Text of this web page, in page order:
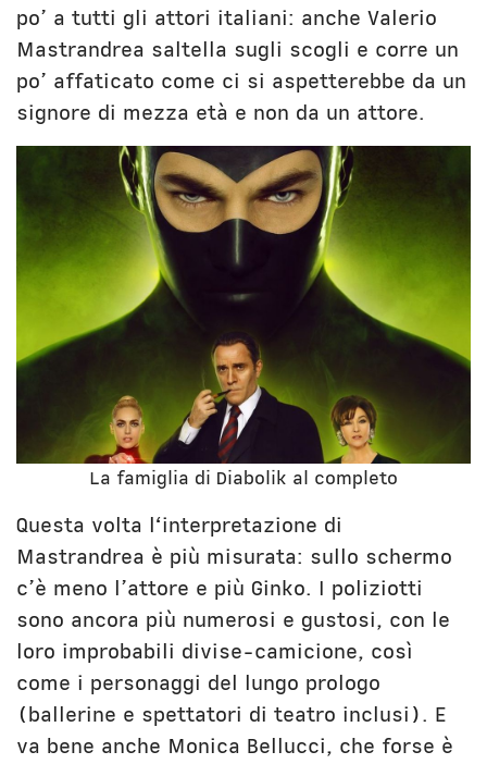
po’ a tutti gli attori italiani: anche Valerio
Mastrandrea saltella sugli scogli e corre un
po’ affaticato come ci si aspetterebbe da un
signore di mezza età e non da un attore.
La famiglia di Diabolik al completo
Questa volta l‘interpretazione di
Mastrandrea è più misurata: sullo schermo
c’è meno l’attore e più Ginko. I poliziotti
sono ancora più numerosi e gustosi, con le
loro improbabili divise-camicione, così
come i personaggi del lungo prologo
(ballerine e spettatori di teatro inclusi). E
va bene anche Monica Bellucci, che forse è